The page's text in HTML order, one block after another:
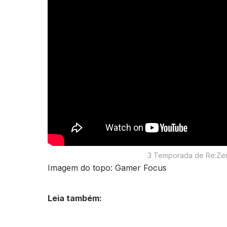
3 Temporada de
Imagem do topo: Gamer Focus
Leia também: